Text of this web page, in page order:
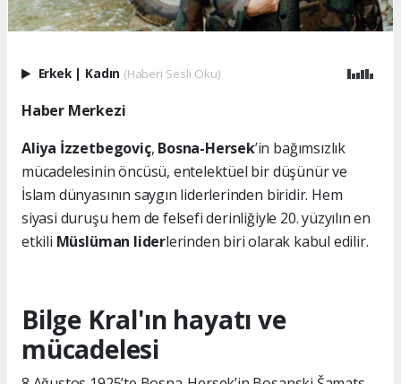
Erkek | Kadın (Haberi Sesli Oku)
Haber Merkezi
Aliya İzzetbegoviç, Bosna-Hersek’in bağımsızlık
mücadelesinin öncüsü, entelektüel bir düşünür ve
İslam dünyasının saygın liderlerinden biridir. Hem
siyasi duruşu hem de felsefi derinliğiyle 20. yüzyılın en
etkili Müslüman liderlerinden biri olarak kabul edilir.
Bilge Kral'ın hayatı ve
mücadelesi